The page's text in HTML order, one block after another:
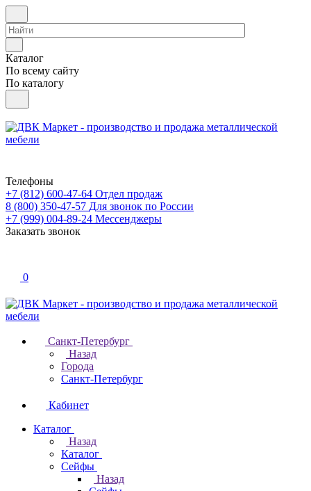
Каталог
По всему сайту
По каталогу
Телефоны
+7 (812) 600-47-64 Отдел продаж
8 (800) 350-47-57 Для звонок по России
+7 (999) 004-89-24 Мессенджеры
Заказать звонок
0
Санкт-Петербург
Назад
Города
Санкт-Петербург
Кабинет
Каталог
Назад
Каталог
Cейфы
Назад